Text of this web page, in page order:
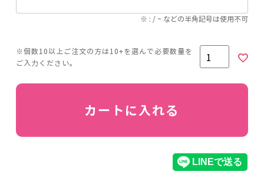
須)
※ : / ~ などの半角記号は使用不可
カートに入れる